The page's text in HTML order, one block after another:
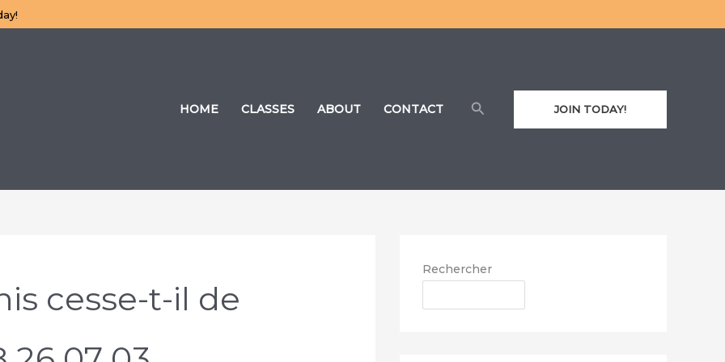
HOME CLASSES ABOUT CONTACT RechercherJOIN TODAY!
cesse-t-il de
Rechercher